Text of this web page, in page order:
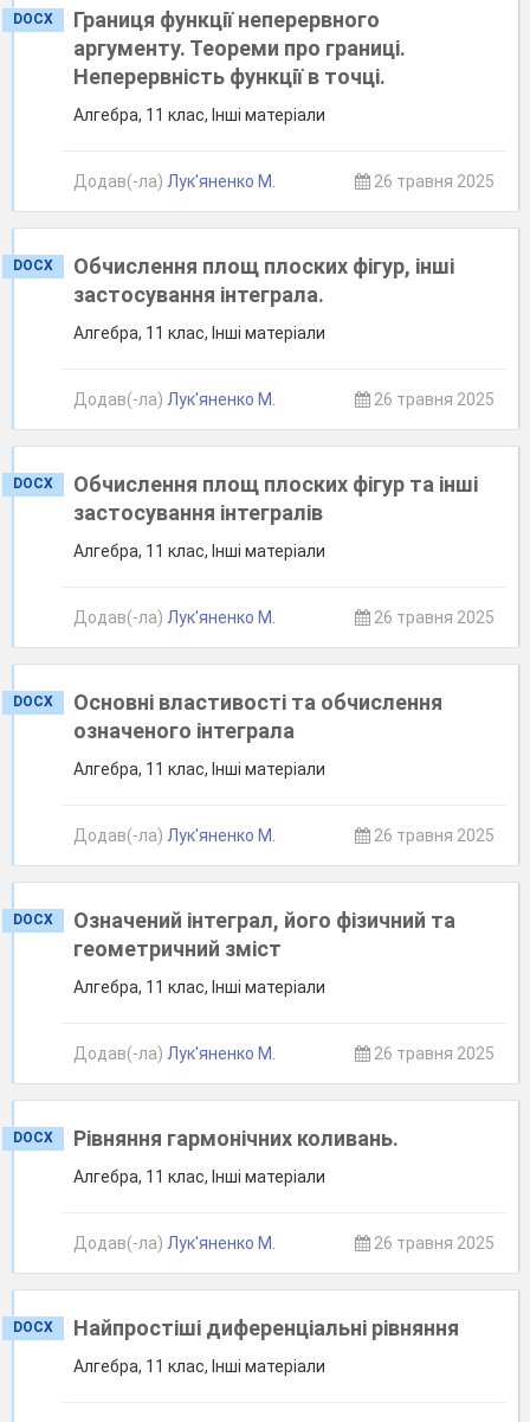
DOCX
Границя функції неперервного
аргументу. Теореми про границі.
Неперервність функції в точці.
Алгебра, 11 клас, Інші матеріали
Додав(-ла) Лук'яненко М. 26 травня 2025
DOCX
Обчислення площ плоских фігур, інші
застосування інтеграла.
Алгебра, 11 клас, Інші матеріали
Додав(-ла) Лук'яненко М. 26 травня 2025
DOCX
Обчислення площ плоских фігур та інші
застосування інтегралів
Алгебра, 11 клас, Інші матеріали
Додав(-ла) Лук'яненко М. 26 травня 2025
DOCX
Основні властивості та обчислення
означеного інтеграла
Алгебра, 11 клас, Інші матеріали
Додав(-ла) Лук'яненко М. 26 травня 2025
DOCX
Означений інтеграл, його фізичний та
геометричний зміст
Алгебра, 11 клас, Інші матеріали
Додав(-ла) Лук'яненко М. 26 травня 2025
DOCX Рівняння гармонічних коливань.
Алгебра, 11 клас, Інші матеріали
Додав(-ла) Лук'яненко М. 26 травня 2025
DOCX Найпростіші диференціальні рівняння
Алгебра, 11 клас, Інші матеріали